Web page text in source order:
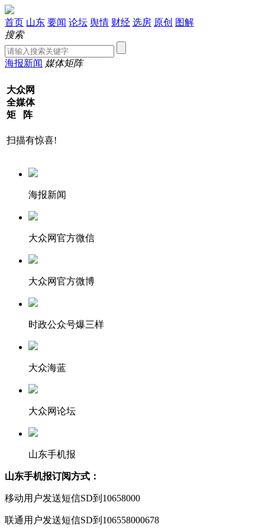
首页 山东 要闻 论坛 舆情 财经 选房 原创 图解
搜索
海报新闻 媒体矩阵
大众网
全媒体
矩 阵
扫描有惊喜!
海报新闻
大众网官方微信
大众网官方微博
时政公众号爆三样
大众海蓝
大众网论坛
山东手机报
山东手机报订阅方式：
移动用户发送短信SD到10658000
联通用户发送短信SD到106558000678